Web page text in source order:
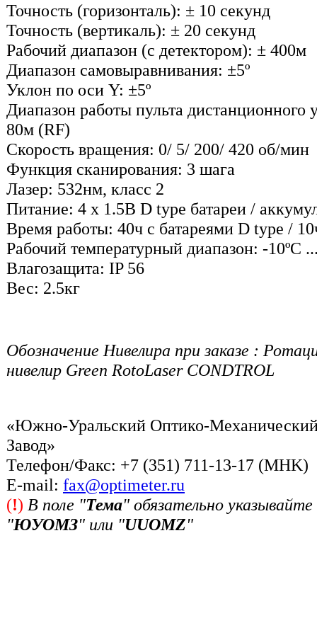
Точность (горизонталь): ± 10 секунд
Точность (вертикаль): ± 20 секунд
Рабочий диапазон (с детектором): ± 400м
Диапазон самовыравнивания: ±5º
Уклон по оси Y: ±5º
Диапазон работы пульта
80м (RF)
Скорость вращения: 0/ 5/ 200/ 420 об/мин
Функция сканирования: 3 шага
Лазер: 532нм, класс 2
Питание: 4 x 1.5В D type батареи /
Время работы: 40ч с батареями D type /
Рабочий температурный диапазон: -10ºC
Влагозащита: IP 56
Вес: 2.5кг
Обозначение Нивелира при заказе :
нивелир Green RotоLaser CONDTROL
«Южно-Уральский Оптико-
Завод»
Телефон/Факс: +7 (351) 711-13-17 (MHK)
Е-mail: fax@optimeter.ru
(!) В поле "Тема" обязательно указывайте
"ЮУОМЗ" или "UUOMZ"